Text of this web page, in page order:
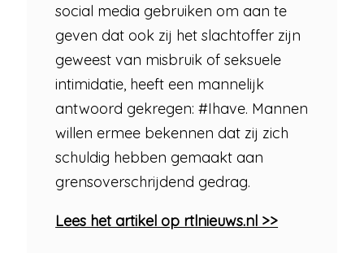
social media gebruiken om aan te
geven dat ook zij het slachtoffer zijn
geweest van misbruik of seksuele
intimidatie, heeft een mannelijk
antwoord gekregen: #Ihave. Mannen
willen ermee bekennen dat zij zich
schuldig hebben gemaakt aan
grensoverschrijdend gedrag.
Lees het artikel op rtlnieuws.nl >>